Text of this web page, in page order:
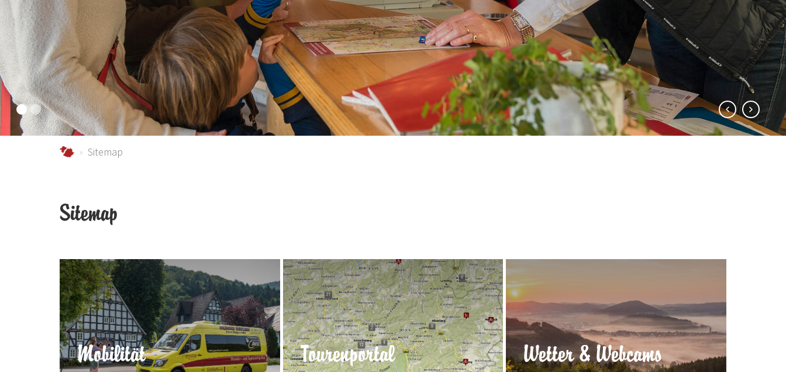
schmallenberger-sauerland.de
Sitemap
Sitemap
Mobilität Tourenportal Wetter & Webcams